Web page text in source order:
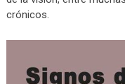
crónicos.